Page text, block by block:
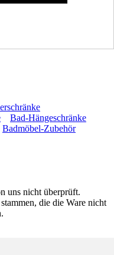
Bad-Hängeschränke
Badmöbel-Zubehör
uns nicht überprüft.
die die Ware nicht